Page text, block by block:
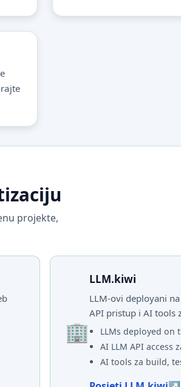
projekte,
LLM.kiwi
LLM-ovi deployani
API pristup i AI tools
LLMs deployed on
AI LLM API access
AI tools za build,